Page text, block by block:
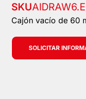
SKUAIDRAW6.E
Cajón vacío de 60
SOLICITAR